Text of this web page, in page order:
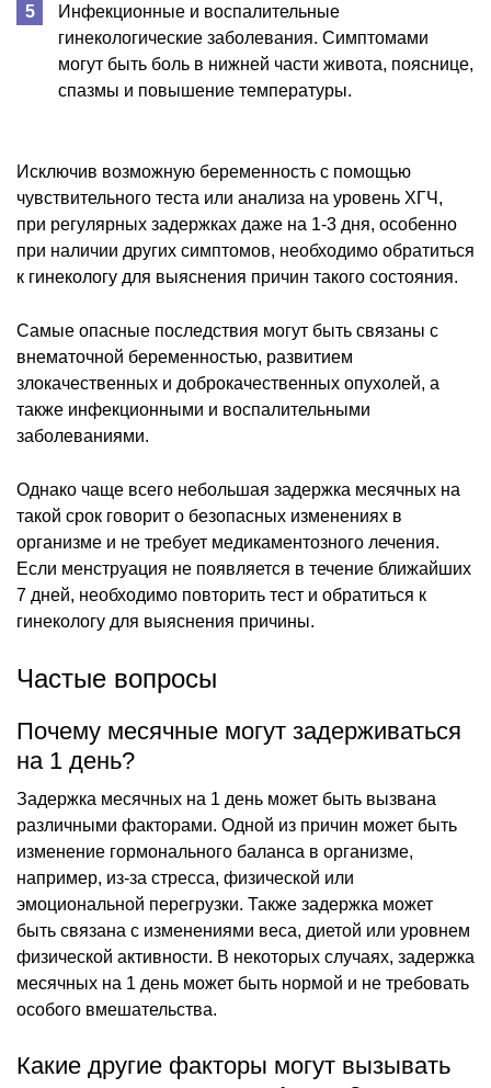
Инфекционные и воспалительные
гинекологические заболевания. Симптомами
могут быть боль в нижней части живота, пояснице,
спазмы и повышение температуры.
Исключив возможную беременность с помощью
чувствительного теста или анализа на уровень ХГЧ,
при регулярных задержках даже на 1-3 дня, особенно
при наличии других симптомов, необходимо обратиться
к гинекологу для выяснения причин такого состояния.
Самые опасные последствия могут быть связаны с
внематочной беременностью, развитием
злокачественных и доброкачественных опухолей, а
также инфекционными и воспалительными
заболеваниями.
Однако чаще всего небольшая задержка месячных на
такой срок говорит о безопасных изменениях в
организме и не требует медикаментозного лечения.
Если менструация не появляется в течение ближайших
7 дней, необходимо повторить тест и обратиться к
гинекологу для выяснения причины.
Частые вопросы
Почему месячные могут задерживаться
на 1 день?
Задержка месячных на 1 день может быть вызвана
различными факторами. Одной из причин может быть
изменение гормонального баланса в организме,
например, из-за стресса, физической или
эмоциональной перегрузки. Также задержка может
быть связана с изменениями веса, диетой или уровнем
физической активности. В некоторых случаях, задержка
месячных на 1 день может быть нормой и не требовать
особого вмешательства.
Какие другие факторы могут вызывать